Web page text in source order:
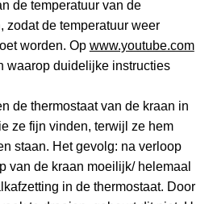
de temperatuur van de
zodat de temperatuur weer
worden. Op www.youtube.com
waarop duidelijke instructies
de thermostaat van de kraan in
ze fijn vinden, terwijl ze hem
staan. Het gevolg: na verloop
van de kraan moeilijk/ helemaal
in de thermostaat. Door